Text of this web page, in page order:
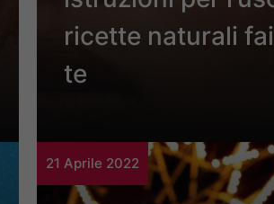
ricette naturali
te
21 Aprile 2022